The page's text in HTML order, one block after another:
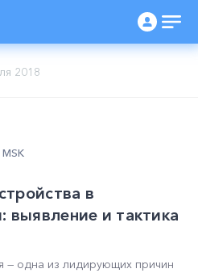
2018
в
выявление и тактика
— одна из лидирующих причин